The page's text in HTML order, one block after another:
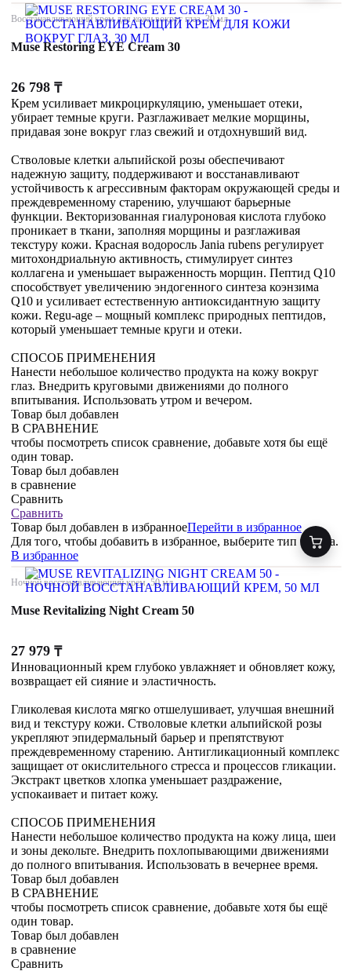
Восстанавливающий крем для кожи вокруг глаз, 30 мл
Muse Restoring EYE Cream 30
26 798 ₸
Крем усиливает микроциркуляцию, уменьшает отеки,
убирает темные круги. Разглаживает мелкие морщины,
придавая зоне вокруг глаз свежий и отдохнувший вид.
Стволовые клетки альпийской розы обеспечивают
надежную защиту, поддерживают и восстанавливают
устойчивость к агрессивным факторам окружающей среды и
преждевременному старению, улучшают барьерные
функции. Векторизованная гиалуроновая кислота глубоко
проникает в ткани, заполняя морщины и разглаживая
текстуру кожи. Красная водоросль Jania rubens регулирует
митохондриальную активность, стимулирует синтез
коллагена и уменьшает выраженность морщин. Пептид Q10
способствует увеличению эндогенного синтеза коэнзима
Q10 и усиливает естественную антиоксидантную защиту
кожи. Regu-age – мощный комплекс природных пептидов,
который уменьшает темные круги и отеки.
СПОСОБ ПРИМЕНЕНИЯ
Нанести небольшое количество продукта на кожу вокруг
глаз. Внедрить круговыми движениями до полного
впитывания. Использовать утром и вечером.
Товар был добавлен
В СРАВНЕНИЕ
чтобы посмотреть список сравнение, добавьте хотя бы ещё
один товар.
Товар был добавлен
в сравнение
Сравнить
Сравнить
Товар был добавлен в избранноеПерейти в избранное
Для того, чтобы добавить в избранное, выберите тип товара.
В избранное
Ночной восстанавливающий крем, 50 мл
Muse Revitalizing Night Cream 50
27 979 ₸
Инновационный крем глубоко увлажняет и обновляет кожу,
возвращает ей сияние и эластичность.
Гликолевая кислота мягко отшелушивает, улучшая внешний
вид и текстуру кожи. Стволовые клетки альпийской розы
укрепляют эпидермальный барьер и препятствуют
преждевременному старению. Антигликационный комплекс
защищает от окислительного стресса и процессов гликации.
Экстракт цветков хлопка уменьшает раздражение,
успокаивает и питает кожу.
СПОСОБ ПРИМЕНЕНИЯ
Нанести небольшое количество продукта на кожу лица, шеи
и зоны декольте. Внедрить похлопывающими движениями
до полного впитывания. Использовать в вечернее время.
Товар был добавлен
В СРАВНЕНИЕ
чтобы посмотреть список сравнение, добавьте хотя бы ещё
один товар.
Товар был добавлен
в сравнение
Сравнить